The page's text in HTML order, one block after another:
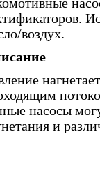
воздух.
насосы
и